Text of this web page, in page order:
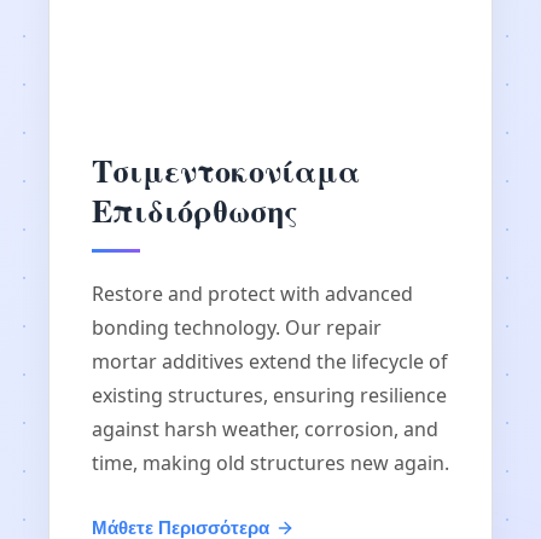
Τσιμεντοκονίαμα
Επιδιόρθωσης
Restore and protect with advanced
bonding technology. Our repair
mortar additives extend the lifecycle of
existing structures, ensuring resilience
against harsh weather, corrosion, and
time, making old structures new again.
Μάθετε Περισσότερα